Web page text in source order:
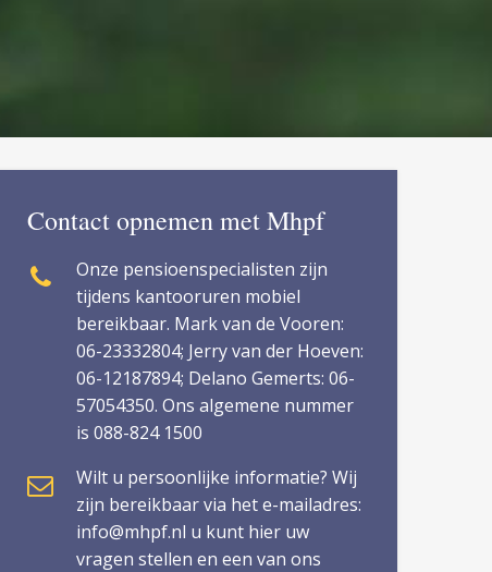
Contact opnemen met Mhpf
Onze pensioenspecialisten zijn
tijdens kantooruren mobiel
bereikbaar. Mark van de Vooren:
06-23332804; Jerry van der Hoeven:
06-12187894; Delano Gemerts: 06-
57054350. Ons algemene nummer
is 088-824 1500
Wilt u persoonlijke informatie? Wij
zijn bereikbaar via het e-mailadres:
info@mhpf.nl u kunt hier uw
vragen stellen en een van ons